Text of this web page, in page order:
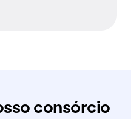
consórcio